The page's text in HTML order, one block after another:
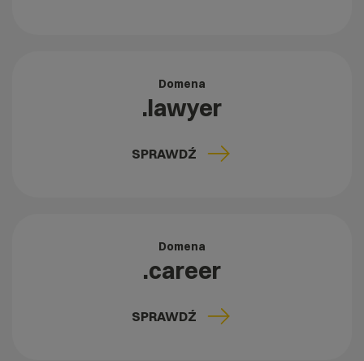
Domena
.lawyer
SPRAWDŹ
Domena
.career
SPRAWDŹ